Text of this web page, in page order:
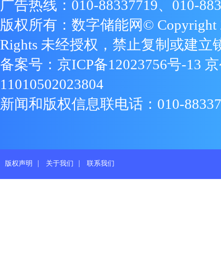
广告热线：010-88337719、010-
版权所有：数字储能网© Copyright
Rights 未经授权，禁止复制或建立
备案号： 京ICP备12023756号-13
11010502023804
新闻和版权信息联电话：010-
版权声明 | 关于我们 | 联系我们